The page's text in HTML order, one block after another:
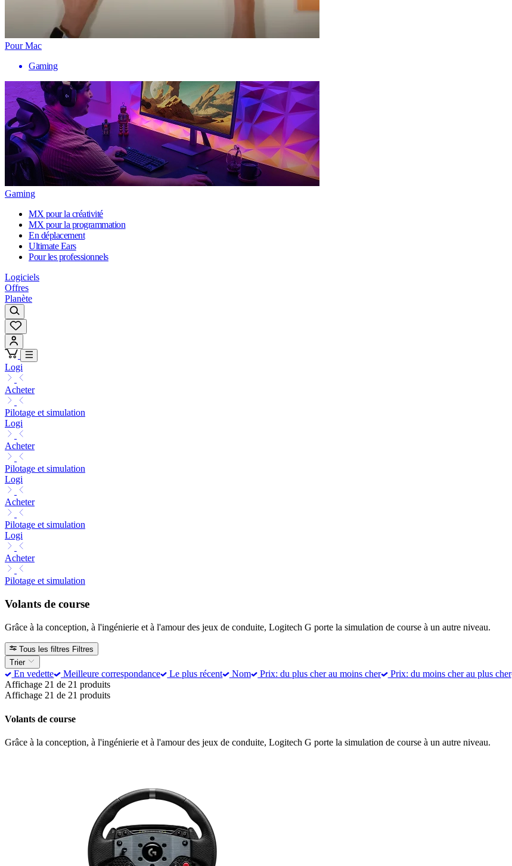
Pour Mac
Gaming
Gaming
MX pour la créativité
MX pour la programmation
En déplacement
Ultimate Ears
Pour les professionnels
Logiciels
Offres
Planète
Logi
Acheter
Pilotage et simulation
Logi
Acheter
Pilotage et simulation
Logi
Acheter
Pilotage et simulation
Logi
Acheter
Pilotage et simulation
Volants de course
Grâce à la conception, à l'ingénierie et à l'amour des jeux de conduite, Logitech G porte la simulation de course à un autre niveau.
Tous les filtres Filtres
Trier
En vedette Meilleure correspondance Le plus récent Nom Prix: du plus cher au moins cher Prix: du moins cher au plus cher
Affichage 21 de 21 produits
Affichage 21 de 21 produits
Volants de course
Grâce à la conception, à l'ingénierie et à l'amour des jeux de conduite, Logitech G porte la simulation de course à un autre niveau.